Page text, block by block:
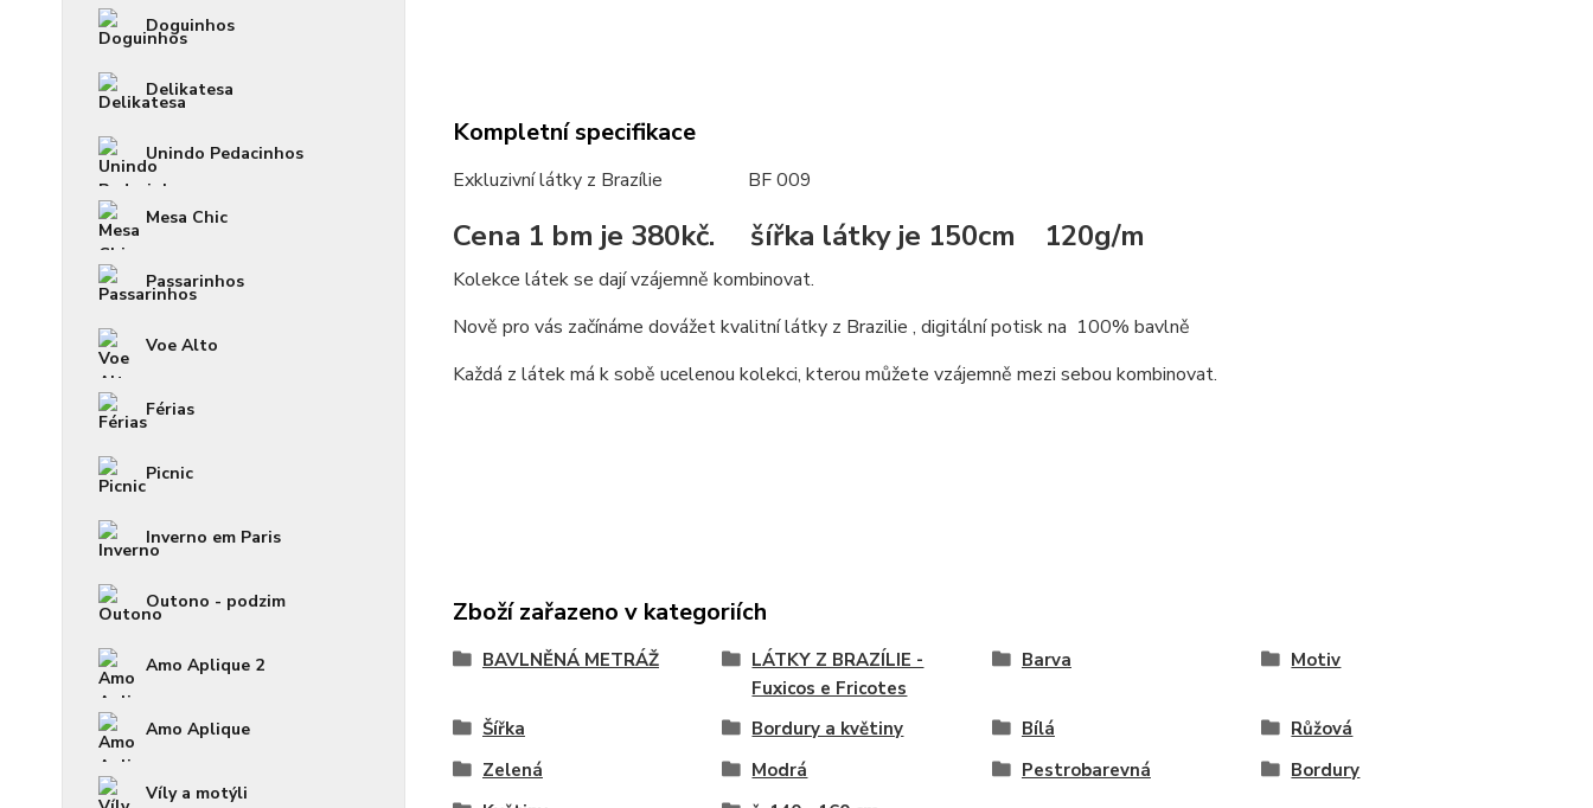
Doguinhos
Delikatesa
Unindo Pedacinhos
Mesa Chic
Passarinhos
Voe Alto
Férias
Picnic
Inverno em Paris
Outono - podzim
Amo Aplique 2
Amo Aplique
Víly a motýli
Kompletní specifikace
Exkluzivní látky z Brazílie BF 009
Cena 1 bm je 380kč. šířka látky je 150cm 120g/m
Kolekce látek se dají vzájemně kombinovat.
Nově pro vás začínáme dovážet kvalitní látky z Brazilie , digitální potisk na 100% bavlně
Každá z látek má k sobě ucelenou kolekci, kterou můžete vzájemně mezi sebou kombinovat.
Zboží zařazeno v kategoriích
BAVLNĚNÁ METRÁŽ
LÁTKY Z BRAZÍLIE -
Fuxicos e Fricotes
Barva Motiv
Šířka Bordury a květiny Bílá
Růžová
Zelená
Modrá Pestrobarevná
Bordury